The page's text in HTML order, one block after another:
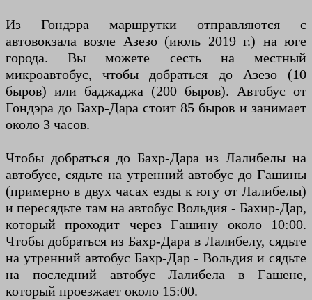
Из Гондэра маршрутки отправляются с
автовокзала возле Азезо (июль 2019 г.) на юге
города. Вы можете сесть на местный
микроавтобус, чтобы добраться до Азезо (10
быров) или баджаджа (200 быров). Автобус от
Гондэра до Бахр-Дара стоит 85 быров и занимает
около 3 часов.
Чтобы добраться до Бахр-Дара из Лалибелы на
автобусе, сядьте на утренний автобус до Гашины
(примерно в двух часах езды к югу от Лалибелы)
и пересядьте там на автобус Вольдия - Бахир-Дар,
который проходит через Гашину около 10:00.
Чтобы добраться из Бахр-Дара в Лалибелу, сядьте
на утренний автобус Бахр-Дар - Вольдия и сядьте
на последний автобус Лалибела в Гашене,
который проезжает около 15:00.